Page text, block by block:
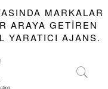
MARKALAR
ARAYA GETIREN
YARATICI AJANS.